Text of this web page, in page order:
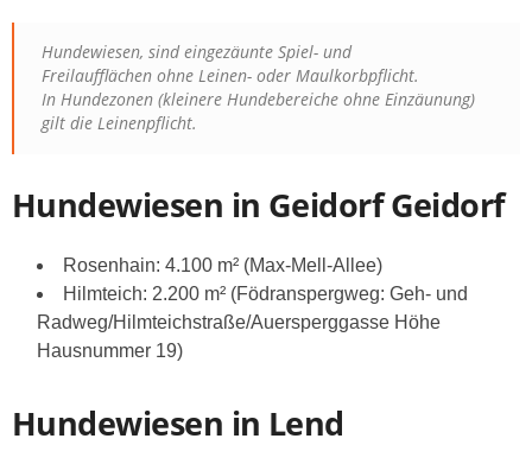
Hundewiesen, sind eingezäunte Spiel- und
Freilaufflächen ohne Leinen- oder Maulkorbpflicht.
In Hundezonen (kleinere Hundebereiche ohne Einzäunung)
gilt die Leinenpflicht.
Hundewiesen in Geidorf Geidorf
Rosenhain: 4.100 m² (Max-Mell-Allee)
Hilmteich: 2.200 m² (Födranspergweg: Geh- und
Radweg/Hilmteichstraße/Auersperggasse Höhe
Hausnummer 19)
Hundewiesen in Lend